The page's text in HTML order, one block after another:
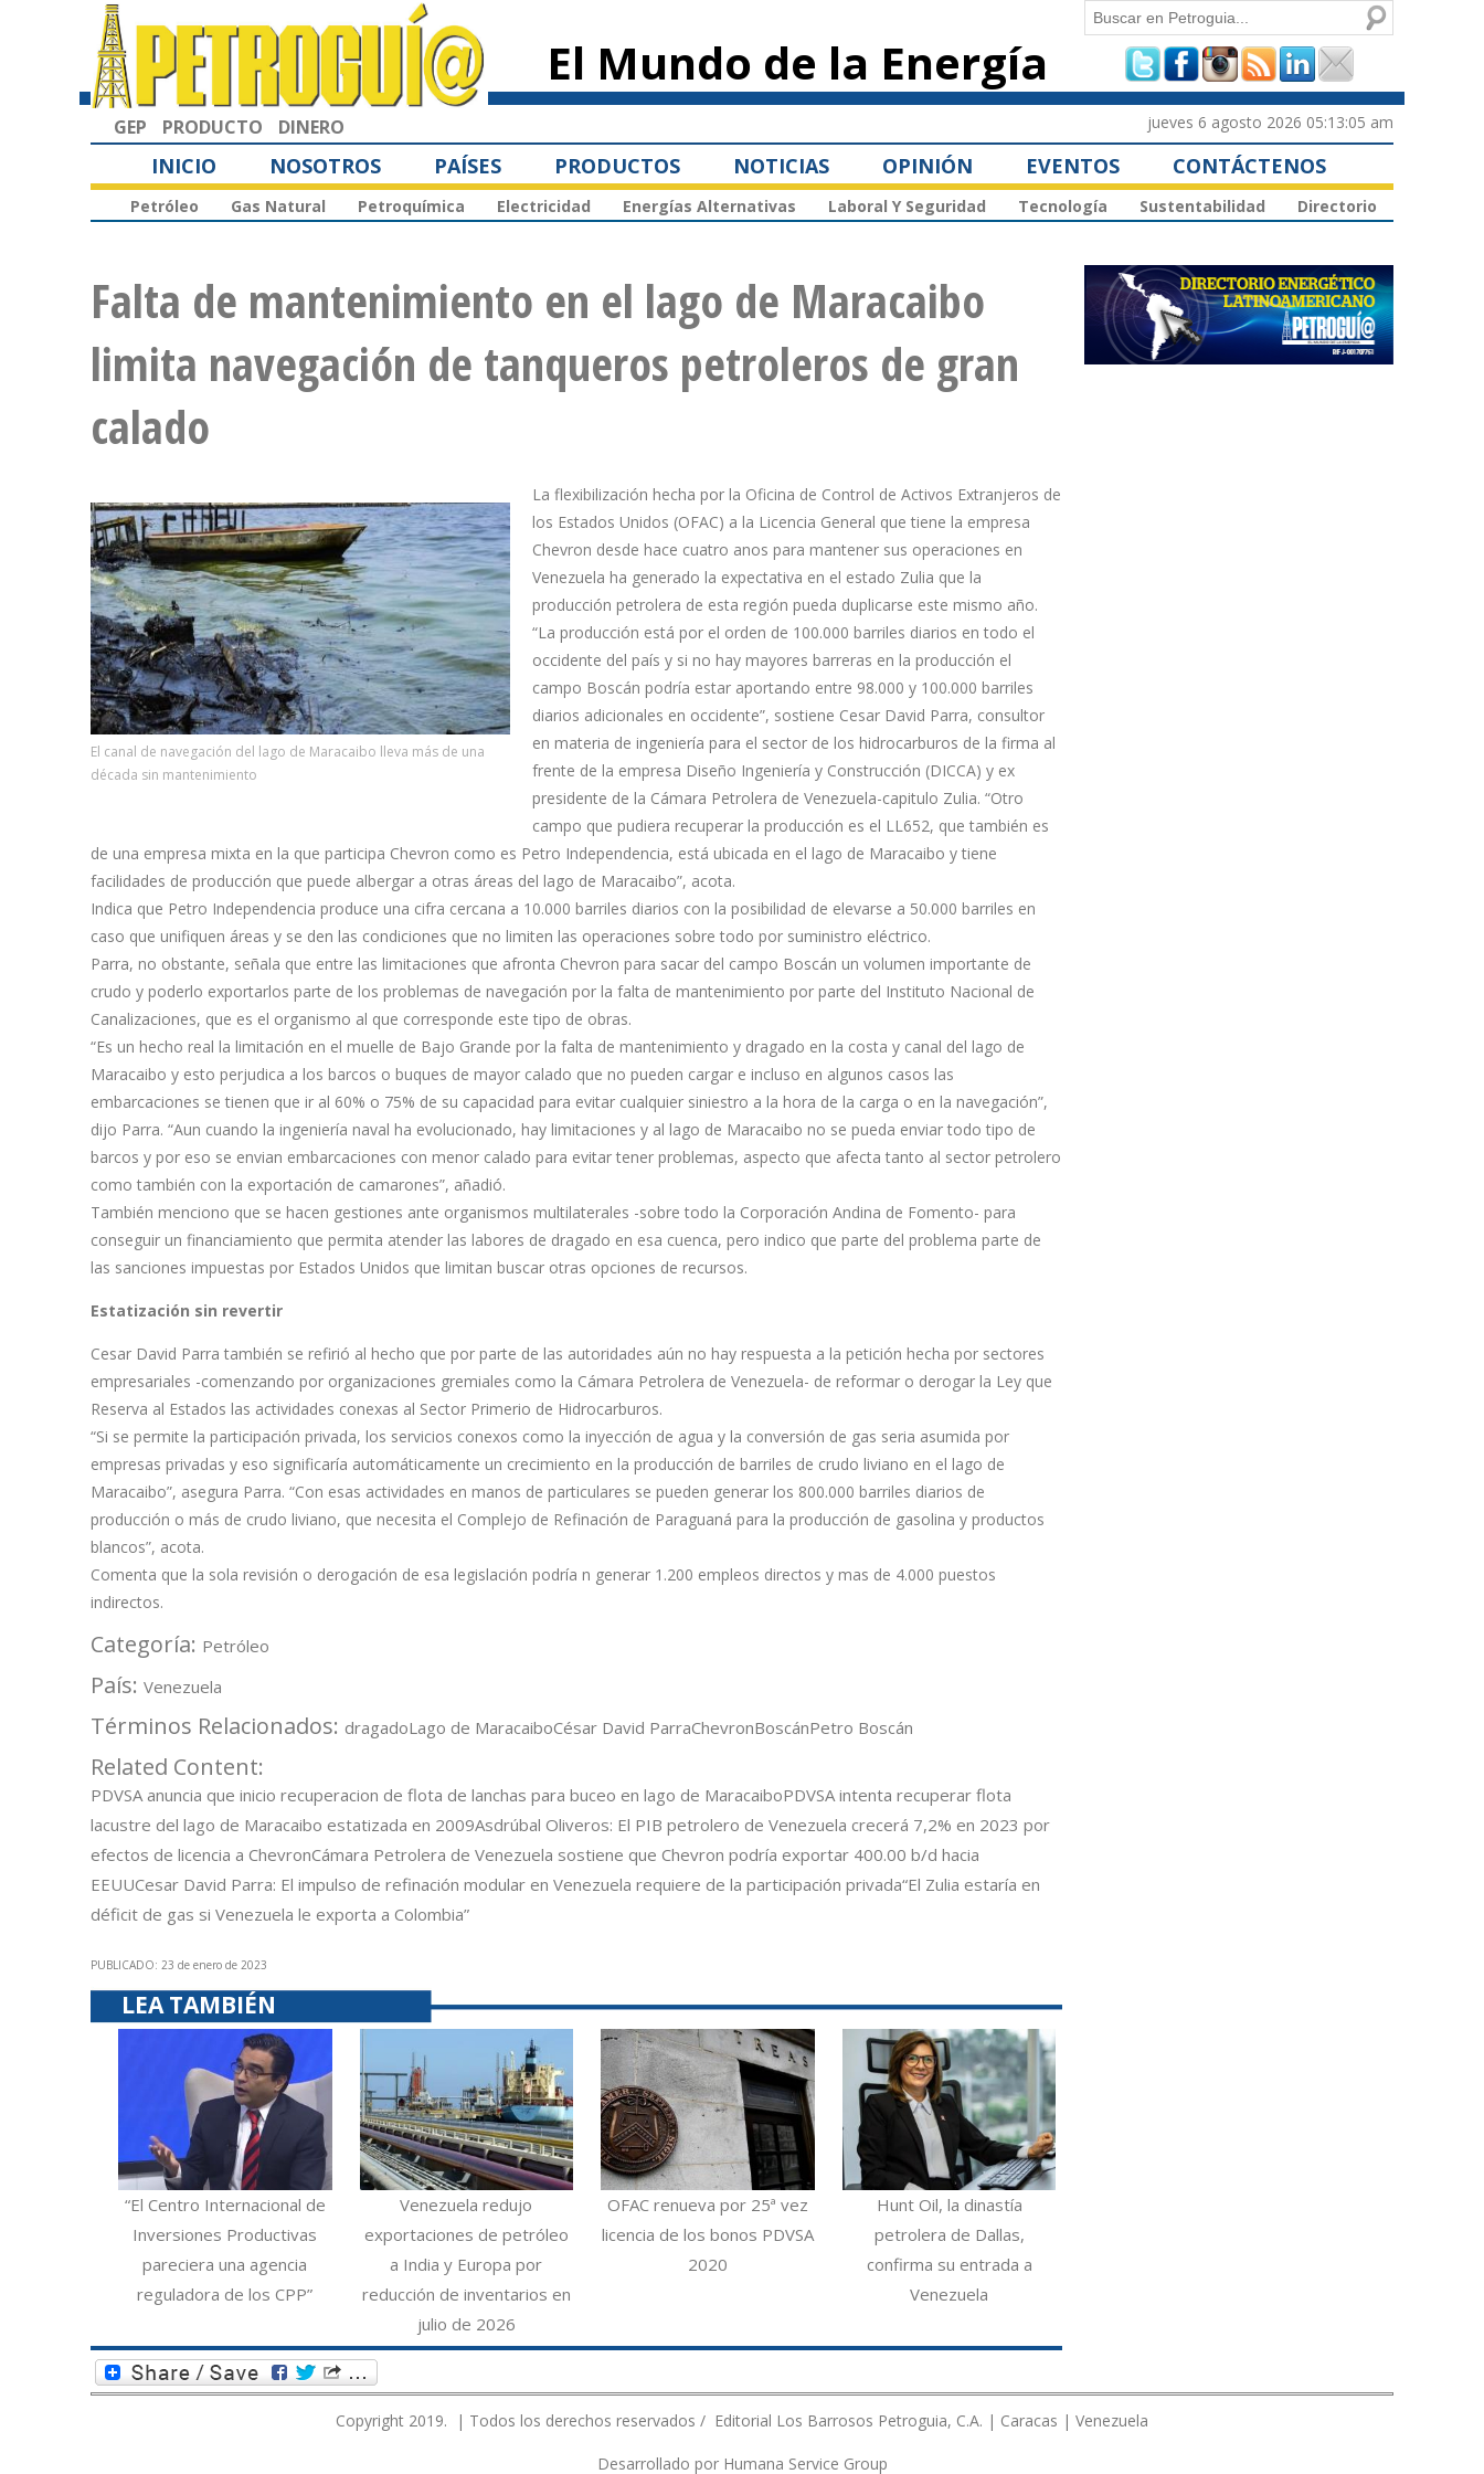
principal
El Mundo de la Energía
Formulario de
búsqueda
Buscar
GEP PRODUCTO DINERO jueves 6 agosto 2026 05:13:05 am
INICIO NOSOTROS PAÍSES PRODUCTOS NOTICIAS OPINIÓN EVENTOS CONTÁCTENOS
Petróleo Gas Natural Petroquímica Electricidad Energías Alternativas Laboral Y Seguridad Tecnología Sustentabilidad Directorio
Falta de mantenimiento en el lago de Maracaibo
limita navegación de tanqueros petroleros de gran
calado
El canal de navegación del lago de Maracaibo lleva más de una
década sin mantenimiento
La flexibilización hecha por la Oficina de Control de Activos Extranjeros de
los Estados Unidos (OFAC) a la Licencia General que tiene la empresa
Chevron desde hace cuatro anos para mantener sus operaciones en
Venezuela ha generado la expectativa en el estado Zulia que la
producción petrolera de esta región pueda duplicarse este mismo año.
“La producción está por el orden de 100.000 barriles diarios en todo el
occidente del país y si no hay mayores barreras en la producción el
campo Boscán podría estar aportando entre 98.000 y 100.000 barriles
diarios adicionales en occidente”, sostiene Cesar David Parra, consultor
en materia de ingeniería para el sector de los hidrocarburos de la firma al
frente de la empresa Diseño Ingeniería y Construcción (DICCA) y ex
presidente de la Cámara Petrolera de Venezuela-capitulo Zulia. “Otro
campo que pudiera recuperar la producción es el LL652, que también es
de una empresa mixta en la que participa Chevron como es Petro Independencia, está ubicada en el lago de Maracaibo y tiene
facilidades de producción que puede albergar a otras áreas del lago de Maracaibo”, acota.
Indica que Petro Independencia produce una cifra cercana a 10.000 barriles diarios con la posibilidad de elevarse a 50.000 barriles en
caso que unifiquen áreas y se den las condiciones que no limiten las operaciones sobre todo por suministro eléctrico.
Parra, no obstante, señala que entre las limitaciones que afronta Chevron para sacar del campo Boscán un volumen importante de
crudo y poderlo exportarlos parte de los problemas de navegación por la falta de mantenimiento por parte del Instituto Nacional de
Canalizaciones, que es el organismo al que corresponde este tipo de obras.
“Es un hecho real la limitación en el muelle de Bajo Grande por la falta de mantenimiento y dragado en la costa y canal del lago de
Maracaibo y esto perjudica a los barcos o buques de mayor calado que no pueden cargar e incluso en algunos casos las
embarcaciones se tienen que ir al 60% o 75% de su capacidad para evitar cualquier siniestro a la hora de la carga o en la navegación”,
dijo Parra. “Aun cuando la ingeniería naval ha evolucionado, hay limitaciones y al lago de Maracaibo no se pueda enviar todo tipo de
barcos y por eso se envian embarcaciones con menor calado para evitar tener problemas, aspecto que afecta tanto al sector petrolero
como también con la exportación de camarones”, añadió.
También menciono que se hacen gestiones ante organismos multilaterales -sobre todo la Corporación Andina de Fomento- para
conseguir un financiamiento que permita atender las labores de dragado en esa cuenca, pero indico que parte del problema parte de
las sanciones impuestas por Estados Unidos que limitan buscar otras opciones de recursos.
Estatización sin revertir
Cesar David Parra también se refirió al hecho que por parte de las autoridades aún no hay respuesta a la petición hecha por sectores
empresariales -comenzando por organizaciones gremiales como la Cámara Petrolera de Venezuela- de reformar o derogar la Ley que
Reserva al Estados las actividades conexas al Sector Primerio de Hidrocarburos.
“Si se permite la participación privada, los servicios conexos como la inyección de agua y la conversión de gas seria asumida por
empresas privadas y eso significaría automáticamente un crecimiento en la producción de barriles de crudo liviano en el lago de
Maracaibo”, asegura Parra. “Con esas actividades en manos de particulares se pueden generar los 800.000 barriles diarios de
producción o más de crudo liviano, que necesita el Complejo de Refinación de Paraguaná para la producción de gasolina y productos
blancos”, acota.
Comenta que la sola revisión o derogación de esa legislación podría n generar 1.200 empleos directos y mas de 4.000 puestos
indirectos.
Categoría: Petróleo
País: Venezuela
Términos Relacionados: dragadoLago de MaracaiboCésar David ParraChevronBoscánPetro Boscán
Related Content:
PDVSA anuncia que inicio recuperacion de flota de lanchas para buceo en lago de MaracaiboPDVSA intenta recuperar flota
lacustre del lago de Maracaibo estatizada en 2009Asdrúbal Oliveros: El PIB petrolero de Venezuela crecerá 7,2% en 2023 por
efectos de licencia a ChevronCámara Petrolera de Venezuela sostiene que Chevron podría exportar 400.00 b/d hacia
EEUUCesar David Parra: El impulso de refinación modular en Venezuela requiere de la participación privada“El Zulia estaría en
déficit de gas si Venezuela le exporta a Colombia”
PUBLICADO: 23 de enero de 2023
LEA TAMBIÉN
“El Centro Internacional de
Inversiones Productivas
pareciera una agencia
reguladora de los CPP”
Venezuela redujo
exportaciones de petróleo
a India y Europa por
reducción de inventarios en
julio de 2026
OFAC renueva por 25ª vez
licencia de los bonos PDVSA
2020
Hunt Oil, la dinastía
petrolera de Dallas,
confirma su entrada a
Venezuela
Copyright 2019. | Todos los derechos reservados / Editorial Los Barrosos Petroguia, C.A. | Caracas | Venezuela
Desarrollado por Humana Service Group